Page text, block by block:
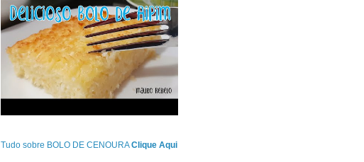
Tudo sobre BOLO DE CENOURAClique Aqui